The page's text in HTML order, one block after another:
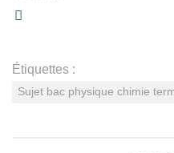
Étiquettes :
Sujet bac physique chimie